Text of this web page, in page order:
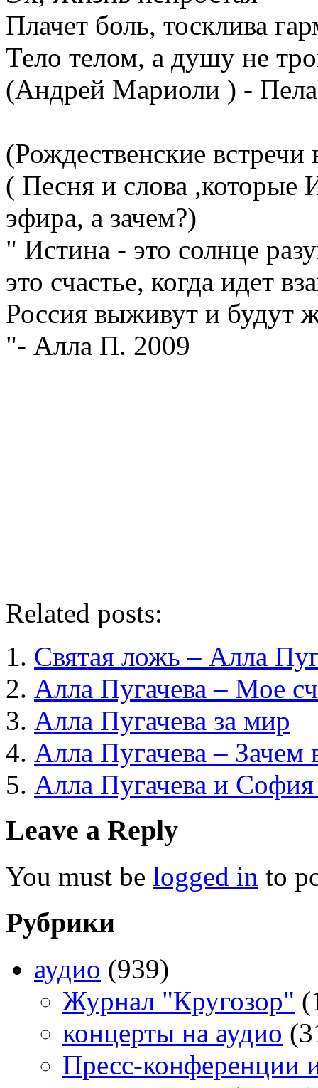
Плачет боль, тосклива
Тело телом, а душу не
(Андрей Мариоли ) -
(Рождественские
( Песня и слова ,которые
эфира, а зачем?)
" Истина - это солнце
это счастье, когда идет
Россия выживут и будут
"- Алла П. 2009
Related posts:
Святая ложь – Алла
Алла Пугачева – Мое
Алла Пугачева за мир
Алла Пугачева – Зачем
Алла Пугачева и София
Leave a Reply
You must be logged in to
Рубрики
аудио (939)
Журнал "Кругозор"
концерты на аудио
Пресс-конференции